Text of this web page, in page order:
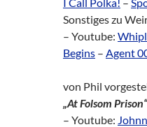
Sonstiges zu
– Youtube:
Begins – Agent
von Phil
„At Folsom
– Youtube: